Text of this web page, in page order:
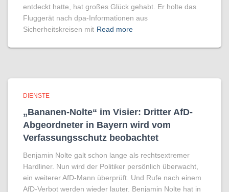
entdeckt hatte, hat großes Glück gehabt. Er holte das
Fluggerät nach dpa-Informationen aus
Sicherheitskreisen mit Read more
DIENSTE
„Bananen-Nolte“ im Visier: Dritter AfD-
Abgeordneter in Bayern wird vom
Verfassungsschutz beobachtet
Benjamin Nolte galt schon lange als rechtsextremer
Hardliner. Nun wird der Politiker persönlich überwacht,
ein weiterer AfD-Mann überprüft. Und Rufe nach einem
AfD-Verbot werden wieder lauter. Benjamin Nolte hat in